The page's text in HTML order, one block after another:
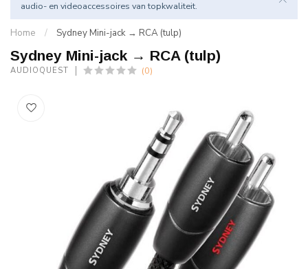
audio- en videoaccessoires van topkwaliteit.
Home / Sydney Mini-jack → RCA (tulp)
Sydney Mini-jack → RCA (tulp)
AUDIOQUEST (0)